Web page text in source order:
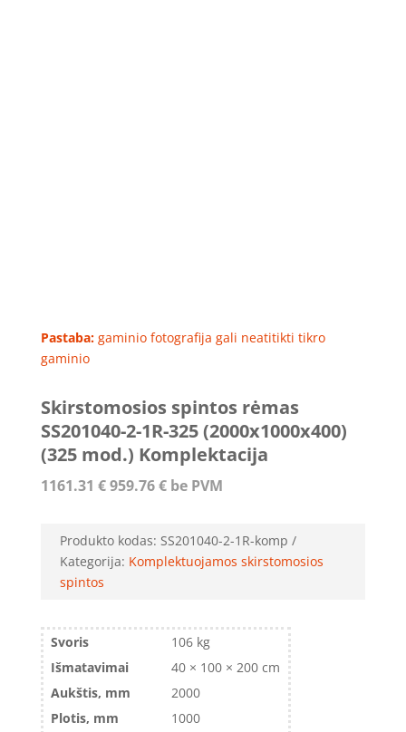
Pastaba:gaminio fotografija gali neatitikti tikro
gaminio
Skirstomosios spintos rėmas
SS201040-2-1R-325 (2000x1000x400)
(325 mod.) Komplektacija
1161.31 €959.76€be PVM
Produkto kodas: SS201040-2-1R-komp
Kategorija: Komplektuojamos skirstomosios
spintos
Svoris
106 kg
Išmatavimai
40 × 100 × 200 cm
Aukštis, mm
2000
Plotis, mm
1000